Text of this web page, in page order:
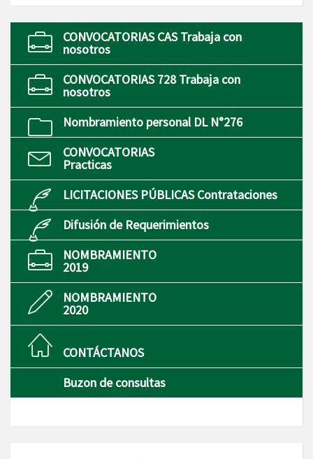
CONVOCATORIAS CAS Trabaja con
nosotros
CONVOCATORIAS 728 Trabaja con
nosotros
Nombramiento personal DL N°276
CONVOCATORIAS
Practicas
LICITACIONES PÚBLICAS Contrataciones
Difusión de Requerimientos
NOMBRAMIENTO
2019
NOMBRAMIENTO
2020
CONTÁCTANOS
Buzon de consultas